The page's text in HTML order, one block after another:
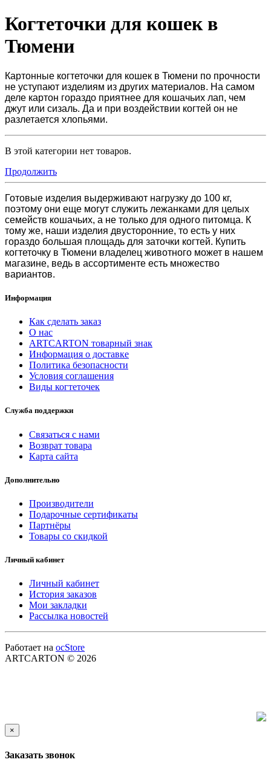
Когтеточки для кошек в
Тюмени
Картонные когтеточки для кошек в Тюмени по прочности
не уступают изделиям из других материалов. На самом
деле картон гораздо приятнее для кошачьих лап, чем
джут или сизаль. Да и при воздействии когтей он не
разлетается хлопьями.
В этой категории нет товаров.
Продолжить
Готовые изделия выдерживают нагрузку до 100 кг,
поэтому они еще могут служить лежанками для целых
семейств кошачьих, а не только для одного питомца. К
тому же, наши изделия двусторонние, то есть у них
гораздо большая площадь для заточки когтей. Купить
когтеточку в Тюмени владелец животного может в нашем
магазине, ведь в ассортименте есть множество
вариантов.
Информация
Как сделать заказ
О нас
ARTCARTON товарный знак
Информация о доставке
Политика безопасности
Условия соглашения
Виды когтеточек
Служба поддержки
Связаться с нами
Возврат товара
Карта сайта
Дополнительно
Производители
Подарочные сертификаты
Партнёры
Товары со скидкой
Личный кабинет
Личный кабинет
История заказов
Мои закладки
Рассылка новостей
Работает на ocStore
ARTCARTON © 2026
×
Заказать звонок